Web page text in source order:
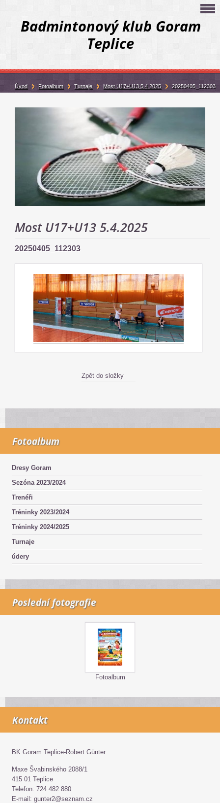
Badmintonový klub Goram
Teplice
Most U17+U13 5.4.2025
20250405_112303
Zpět do složky
Fotoalbum
Dresy Goram
Sezóna 2023/2024
Trenéři
Tréninky 2023/2024
Tréninky 2024/2025
Turnaje
údery
Poslední fotografie
Fotoalbum
Kontakt
BK Goram Teplice-Robert Günter
Maxe Švabinského 2088/1
415 01 Teplice
Telefon: 724 482 880
E-mail: gunter2@seznam.cz
Úvod Fotoalbum Turnaje Most U17+U13 5.4.2025 20250405_112303